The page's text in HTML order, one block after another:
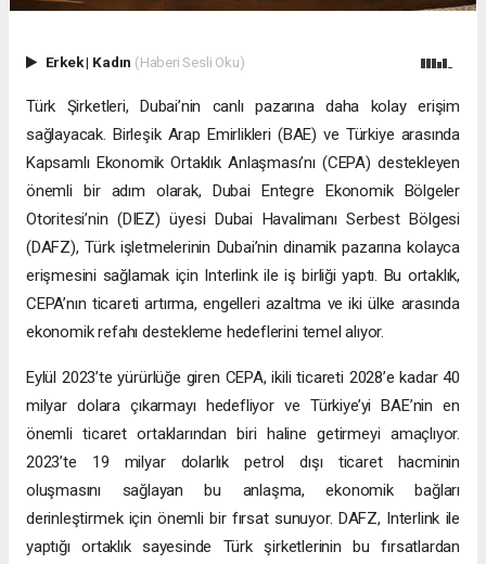
Erkek| Kadın (Haberi Sesli Oku)
Türk Şirketleri, Dubai’nin canlı pazarına daha kolay erişim
sağlayacak. Birleşik Arap Emirlikleri (BAE) ve Türkiye arasında
Kapsamlı Ekonomik Ortaklık Anlaşması’nı (CEPA) destekleyen
önemli bir adım olarak, Dubai Entegre Ekonomik Bölgeler
Otoritesi’nin (DIEZ) üyesi Dubai Havalimanı Serbest Bölgesi
(DAFZ), Türk işletmelerinin Dubai’nin dinamik pazarına kolayca
erişmesini sağlamak için Interlink ile iş birliği yaptı. Bu ortaklık,
CEPA’nın ticareti artırma, engelleri azaltma ve iki ülke arasında
ekonomik refahı destekleme hedeflerini temel alıyor.
Eylül 2023’te yürürlüğe giren CEPA, ikili ticareti 2028’e kadar 40
milyar dolara çıkarmayı hedefliyor ve Türkiye’yi BAE’nin en
önemli ticaret ortaklarından biri haline getirmeyi amaçlıyor.
2023’te 19 milyar dolarlık petrol dışı ticaret hacminin
oluşmasını sağlayan bu anlaşma, ekonomik bağları
derinleştirmek için önemli bir fırsat sunuyor. DAFZ, Interlink ile
yaptığı ortaklık sayesinde Türk şirketlerinin bu fırsatlardan